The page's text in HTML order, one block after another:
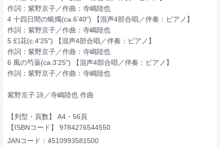
作詞：紫野京子／作曲：寺嶋陸也
4 十四日間の蝋燭(ca.6’40") 【混声4部合唱／伴奏：ピアノ】
作詞：紫野京子／作曲：寺嶋陸也
5 幻花(c.4’25") 【混声4部合唱／伴奏：ピアノ】
作詞：紫野京子／作曲：寺嶋陸也
6 風の芍薬(ca.3’25") 【混声4部合唱／伴奏：ピアノ】
作詞：紫野京子／作曲：寺嶋陸也
紫野京子 詩／寺嶋陸也 作曲
【判型・頁数】 A4・56頁
【ISBNコード】 9784276544550
JANコード：4510993581500